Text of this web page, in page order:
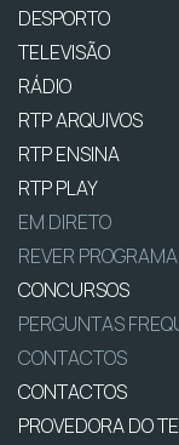
DESPORTO
TELEVISÃO
RÁDIO
RTP ARQUIVOS
RTP ENSINA
RTP PLAY
EM DIRETO
REVER
CONCURSOS
PERGUNTAS
CONTACTOS
CONTACTOS
PROVEDORA DO